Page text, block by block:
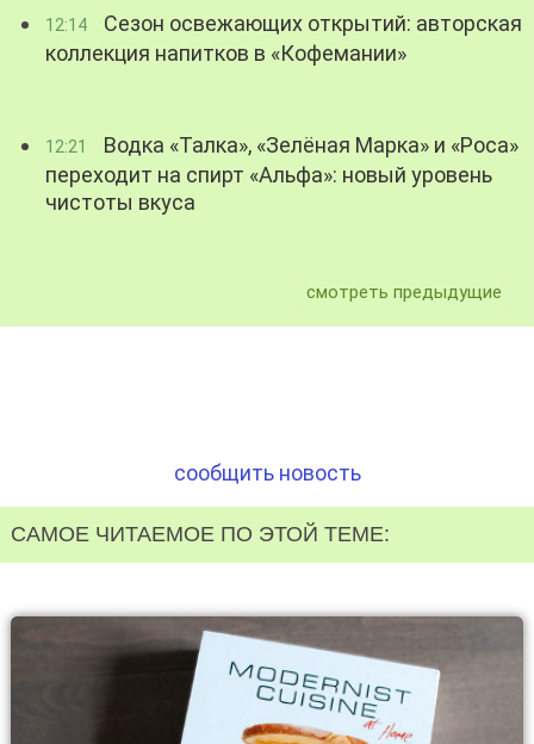
12:14
Сезон освежающих открытий: авторская
коллекция напитков в «Кофемании»
12:21
Водка «Талка», «Зелёная Марка» и «Роса»
переходит на спирт «Альфа»: новый уровень
чистоты вкуса
смотреть предыдущие
сообщить новость
САМОЕ ЧИТАЕМОЕ ПО ЭТОЙ ТЕМЕ: